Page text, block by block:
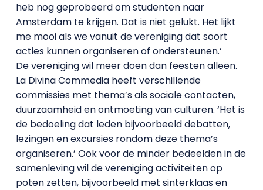
heb nog geprobeerd om studenten naar
Amsterdam te krijgen. Dat is niet gelukt. Het lijkt
me mooi als we vanuit de vereniging dat soort
acties kunnen organiseren of ondersteunen.’
De vereniging wil meer doen dan feesten alleen.
La Divina Commedia heeft verschillende
commissies met thema’s als sociale contacten,
duurzaamheid en ontmoeting van culturen. ‘Het is
de bedoeling dat leden bijvoorbeeld debatten,
lezingen en excursies rondom deze thema’s
organiseren.’ Ook voor de minder bedeelden in de
samenleving wil de vereniging activiteiten op
poten zetten, bijvoorbeeld met sinterklaas en